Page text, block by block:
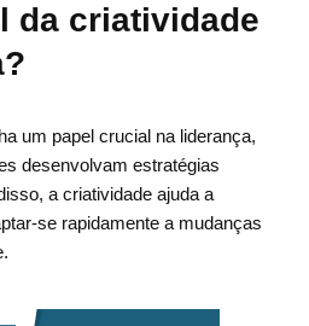
da criatividade
um papel crucial na liderança,
desenvolvam estratégias
a criatividade ajuda a
se rapidamente a mudanças